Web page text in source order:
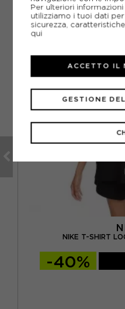
NIKE T-SHIRT
-40%
Per ulteriori
utilizziamo i tuoi dati
sicurezza,
qui
GESTIONE
ACCETTO IL